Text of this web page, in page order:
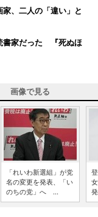
、二人の「違い」と
書家だった 『死ぬほ
画像で見る
「れいわ新選組」が党
名の変更を発表、「い
のちの党」へ ...